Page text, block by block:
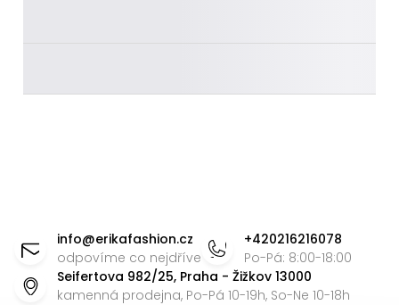
info@erikafashion.cz
odpovíme co nejdříve
+420216216078
Po-Pá: 8:00-18:00
Seifertova 982/25, Praha - Žižkov 13000
kamenná prodejna, Po-Pá 10-19h, So-Ne 10-18h